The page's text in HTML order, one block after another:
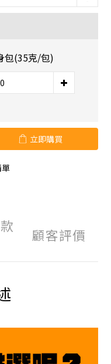
包(35克/包)
立即購買
顧客評價